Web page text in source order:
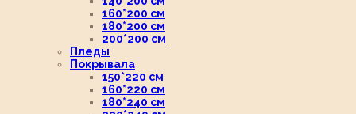
160*200 см
180*200 см
200*200 см
Пледы
Покрывала
150*220 см
160*220 см
180*240 см